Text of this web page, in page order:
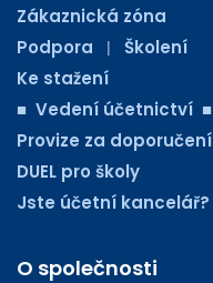
Zákaznická zóna
Podpora
| Školení
Ke stažení
■ Vedení účetnictví ■
Provize za doporučení
DUEL pro školy
Jste účetní kancelář?
O společnosti